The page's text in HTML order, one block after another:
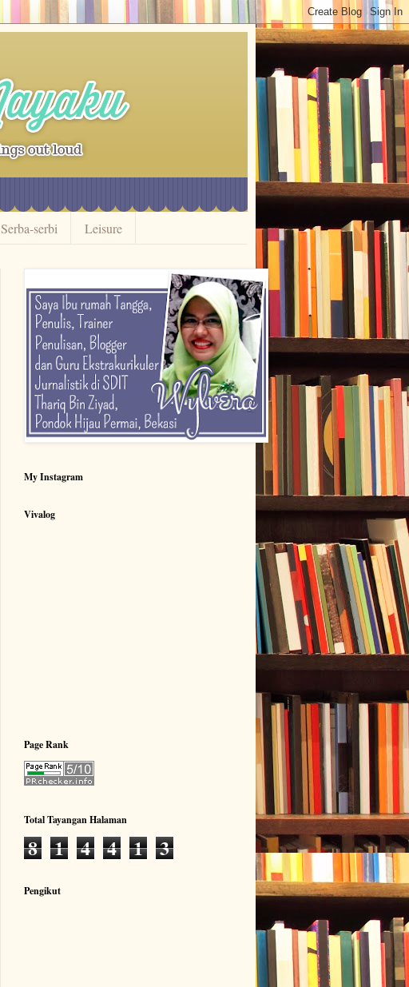
Serba-serbi Leisure
My Instagram
Vivalog
Page Rank
Total Tayangan Halaman
8 1 4 4 1 3
Pengikut